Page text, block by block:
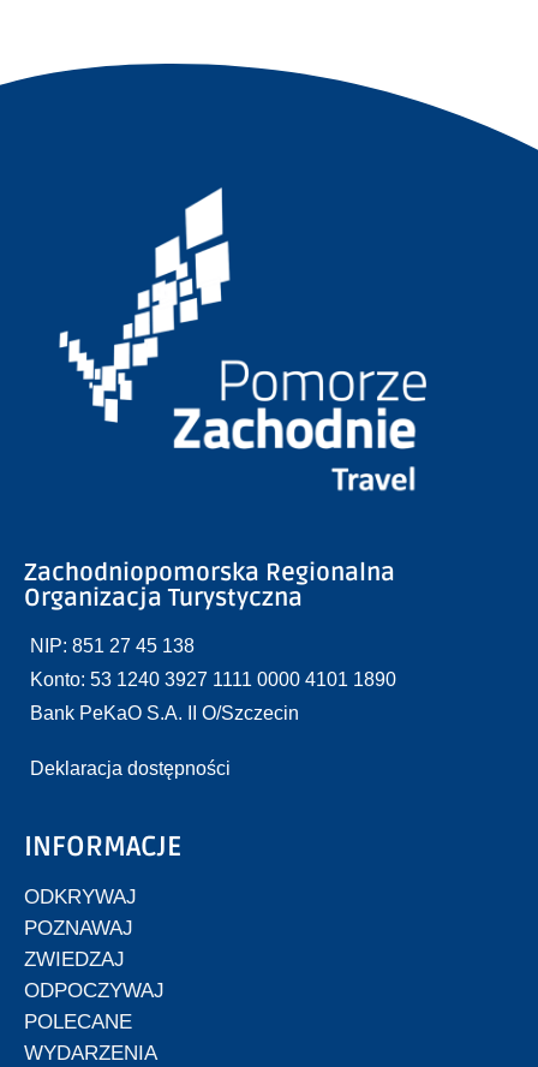
Zachodniopomorska Regionalna
Organizacja Turystyczna
NIP: 851 27 45 138
Konto: 53 1240 3927 1111 0000 4101 1890
Bank PeKaO S.A. II O/Szczecin
Deklaracja dostępności
INFORMACJE
ODKRYWAJ
POZNAWAJ
ZWIEDZAJ
ODPOCZYWAJ
POLECANE
WYDARZENIA